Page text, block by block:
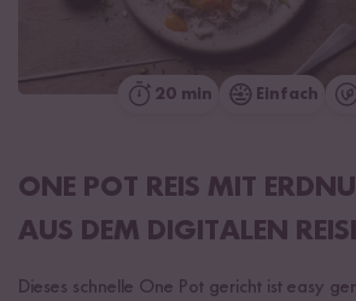
20 min Einfach
ONE POT REIS MIT
AUS DEM DIGITALEN
Dieses schnelle One Pot gericht ist easy